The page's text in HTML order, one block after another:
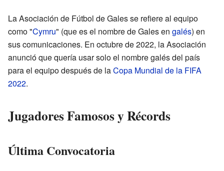
La Asociación de Fútbol de Gales se refiere al equipo
como "Cymru" (que es el nombre de Gales en galés) en
sus comunicaciones. En octubre de 2022, la Asociación
anunció que quería usar solo el nombre galés del país
para el equipo después de laCopa Mundial de la FIFA
2022.
Jugadores Famosos y Récords
Última Convocatoria